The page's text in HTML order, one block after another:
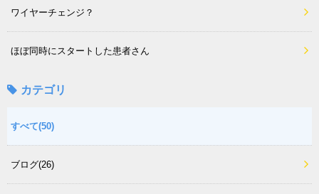
ワイヤーチェンジ？
ほぼ同時にスタートした患者さん
カテゴリ
すべて(50)
ブログ(26)